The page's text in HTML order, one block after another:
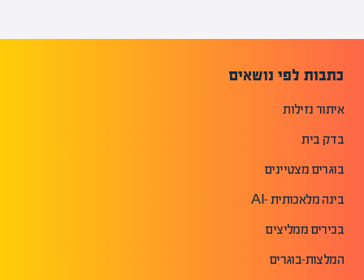
כתבות לפי נושאים
איתור נזילות
בדק בית
בוגרים מצטיינים
בינה מלאכותית -AI
בכירים ממליצים
המלצות-בוגרים